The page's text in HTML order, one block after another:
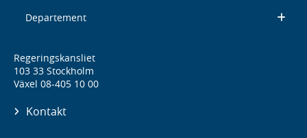
Departement
Regeringskansliet
103 33 Stockholm
Växel 08-405 10 00
Kontakt